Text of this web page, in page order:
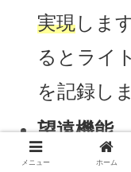
実現しま
るとライ
を記録し
望遠機能
広角レン
メニュー ホーム